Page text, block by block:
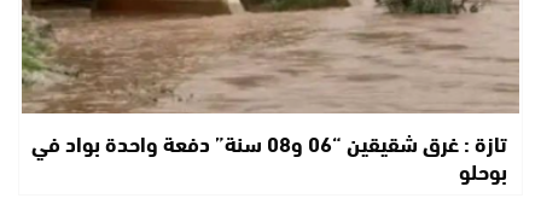
تازة : غرق شقيقين “06 و08 سنة” دفعة واحدة بواد في
بوحلو